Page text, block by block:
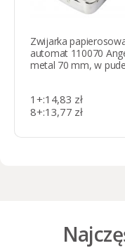
Zwijarka
automat 110070
metal 70 mm, w
1+:14,83 zł
8+:13,77 zł